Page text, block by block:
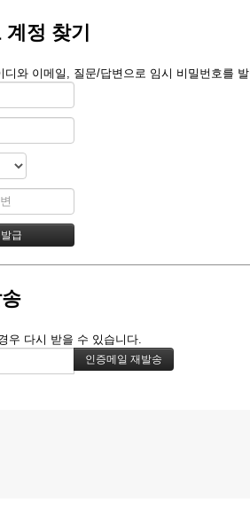
정 찾기
디와 이메일, 질문/답변으로 임시 비밀번호를
우 다시 받을 수 있습니다.